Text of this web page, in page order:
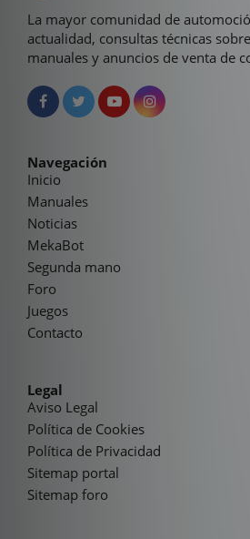
La mayor comunidad de
actualidad, consultas técnicas
manuales y anuncios de venta de
Navegación
Inicio
Manuales
Noticias
MekaBot
Segunda mano
Foro
Juegos
Contacto
Legal
Aviso Legal
Política de Cookies
Política de Privacidad
Sitemap portal
Sitemap foro